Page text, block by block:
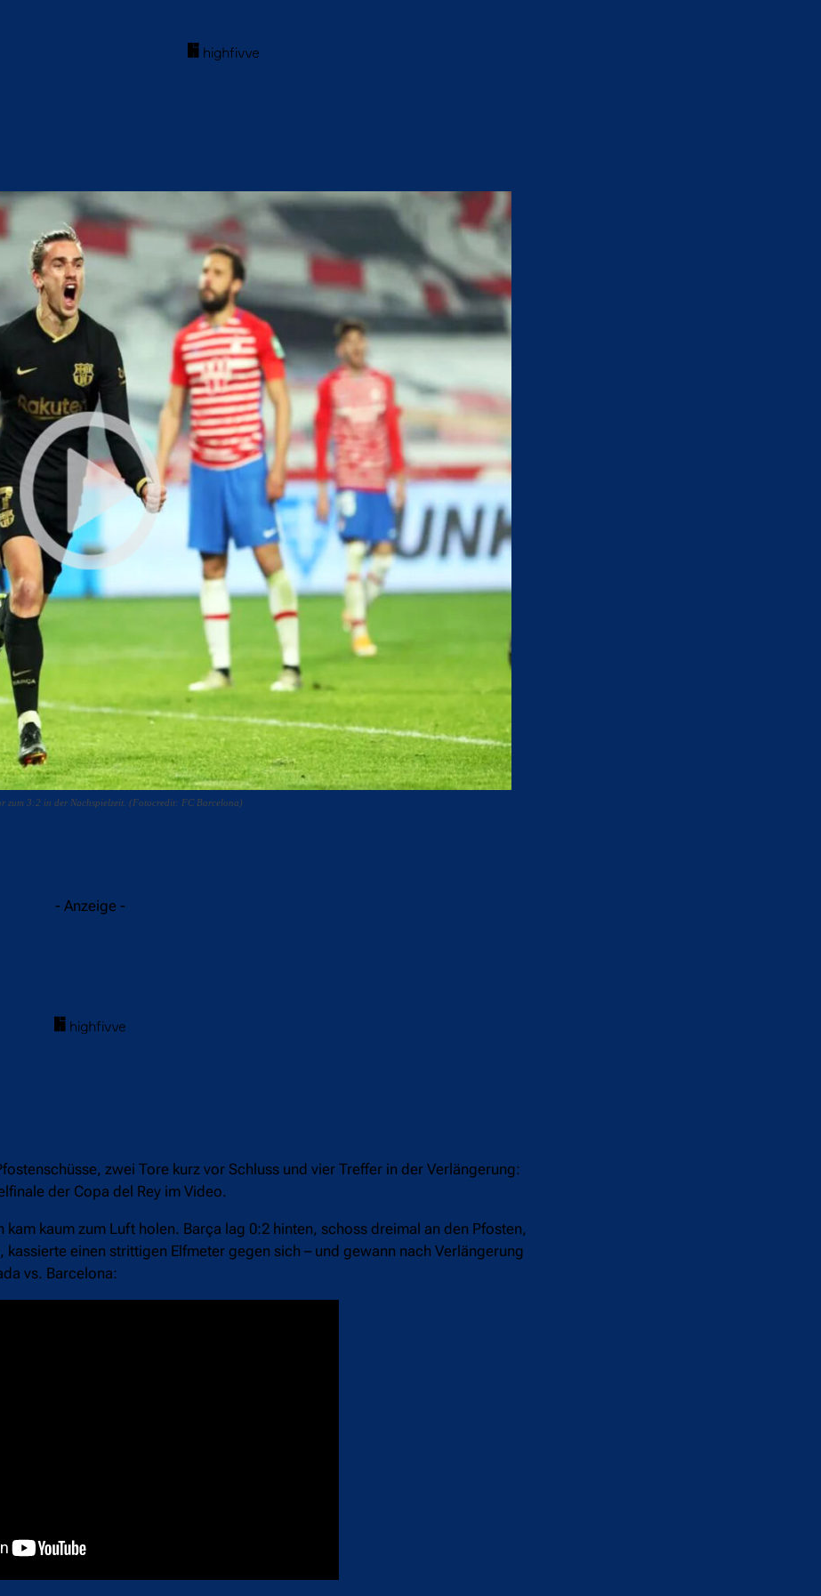
zum 3:2 in der Nachspielzeit. (Fotocredit: FC Barcelona)
- Anzeige -
zwei Tore kurz vor Schluss und vier Treffer in der Verlängerung:
der Copa del Rey im Video.
kaum zum Luft holen. Barça lag 0:2 hinten, schoss dreimal an den Pfosten,
einen strittigen Elfmeter gegen sich – und gewann nach Verlängerung
vs. Barcelona: